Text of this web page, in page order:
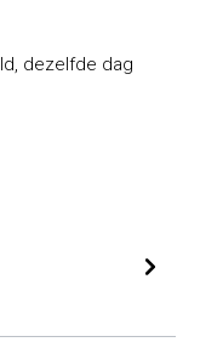
dezelfde dag